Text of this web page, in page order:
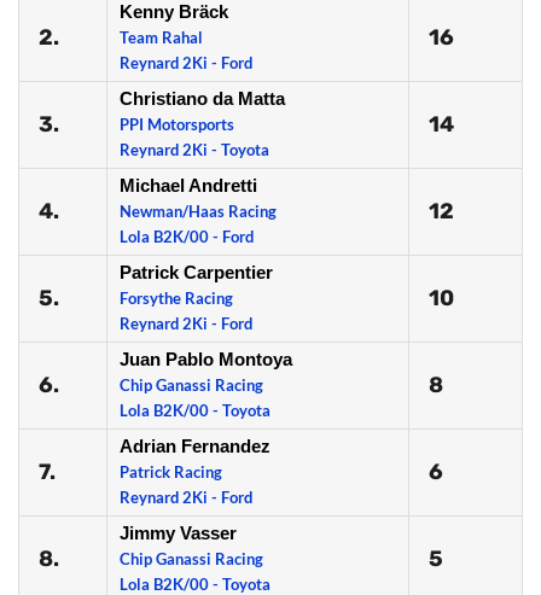
2.
Kenny Bräck
Team Rahal
Reynard 2Ki - Ford
16
3.
Christiano da Matta
PPI Motorsports
Reynard 2Ki - Toyota
14
4.
Michael Andretti
Newman/Haas Racing
Lola B2K/00 - Ford
12
5.
Patrick Carpentier
Forsythe Racing
Reynard 2Ki - Ford
10
6.
Juan Pablo Montoya
Chip Ganassi Racing
Lola B2K/00 - Toyota
8
7.
Adrian Fernandez
Patrick Racing
Reynard 2Ki - Ford
6
8.
Jimmy Vasser
Chip Ganassi Racing
Lola B2K/00 - Toyota
5